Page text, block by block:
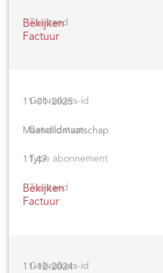
Bekijken
Factuur
11-01-2025
Maandlidmaatschap
11,47
Bekijken
Factuur
11-12-2024